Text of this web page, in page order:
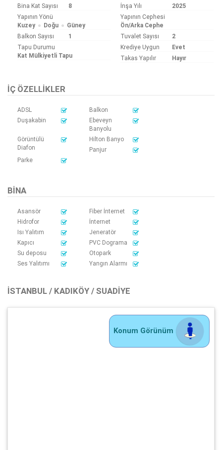
Bina Kat Sayısı 8 İnşa Yılı
2025
Yapının Yönü
Kuzey
Doğu Güney
Yapının Cephesi
Ön/Arka Cephe
Balkon Sayısı
1 Tuvalet Sayısı
2
Tapu Durumu
Kat Mülkiyetli Tapu
Krediye Uygun
Evet
Takas Yapılır
Hayır
İÇ ÖZELLIKLER
ADSL
Balkon
Duşakabin
Ebeveyn
Banyolu
Görüntülü
Diafon
Hilton Banyo
Panjur
Parke
BINA
Asansör
Fiber İnternet
Hidrofor
İnternet
Isı Yalıtım
Jeneratör
Kapıcı
PVC Dograma
Su deposu
Otopark
Ses Yalıtımı
Yangın Alarmı
İSTANBUL / KADIKÖY / SUADIYE
Konum Görünüm